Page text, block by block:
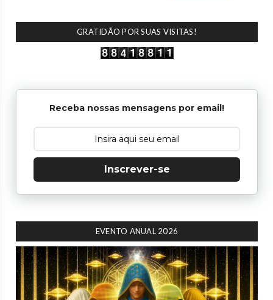
GRATIDÃO POR SUAS VISITAS!
Receba nossas mensagens por email!
Inscrever-se
EVENTO ANUAL 2026